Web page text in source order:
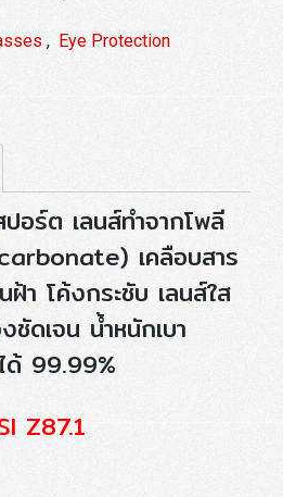
, Eye Protection
อร์ต เลนส์ทำจากโพลี
เคลือบสาร
โค้งกระชับ เลนส์ใส
ชัดเจน น้ำหนักเบา
99.99%
Z87.1